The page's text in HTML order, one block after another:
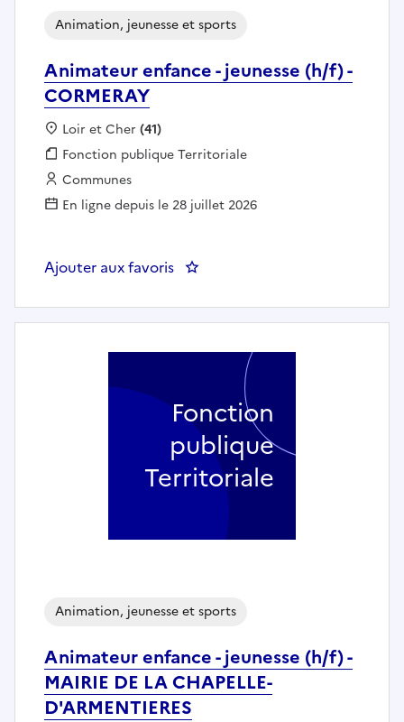
Animateur enfance - jeunesse (h/f) -
CORMERAY
Animation, jeunesse et sports
Localisation :
Loir et Cher (41)
Fonction publique :
Fonction publique Territoriale
Employeur :
Communes
En ligne depuis le 28 juillet 2026
Ajouter aux favoris : Animateur enfance - jeunesse
Animateur enfance - jeunesse (h/f) -
MAIRIE DE LA CHAPELLE-
D'ARMENTIERES
Animation, jeunesse et sports
Fonction
publique
Territoriale